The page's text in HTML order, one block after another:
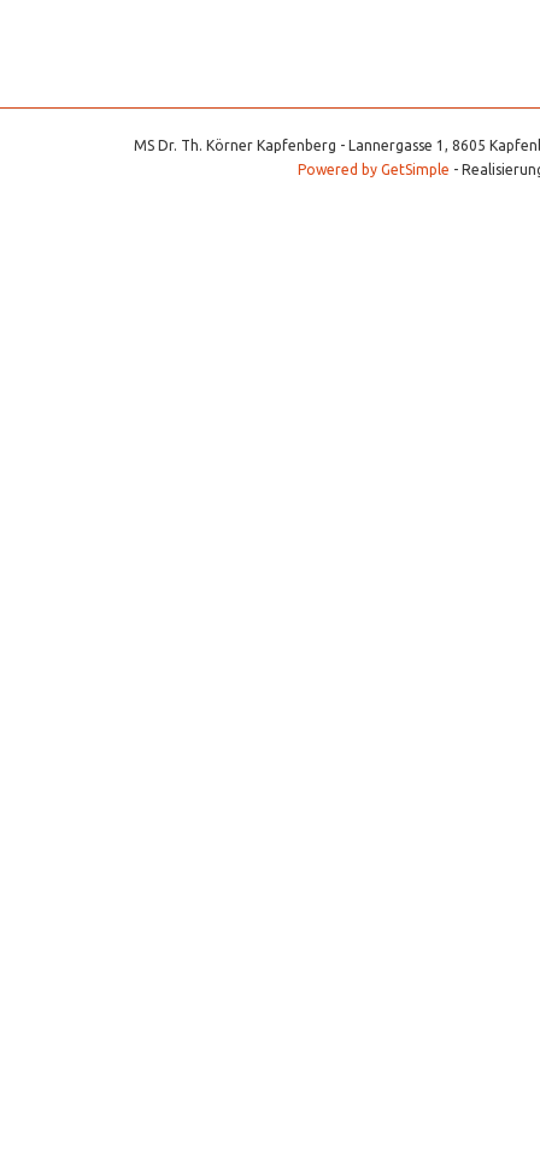
MS Dr. Th. Körner Kapfenberg - Lannergasse 1, 8605
Powered by GetSimple -